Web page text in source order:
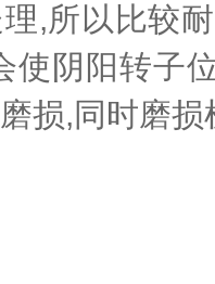
,所以比较
使阴阳转子
损,同时磨损